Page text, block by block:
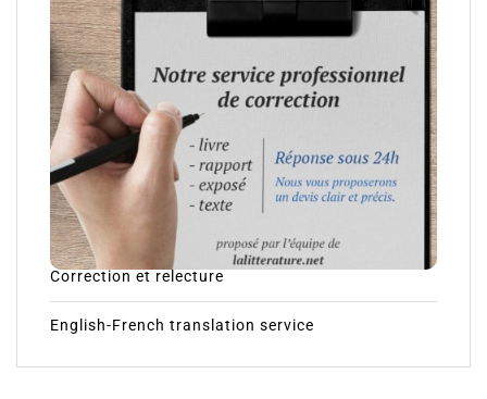
Correction et relecture
English-French translation service